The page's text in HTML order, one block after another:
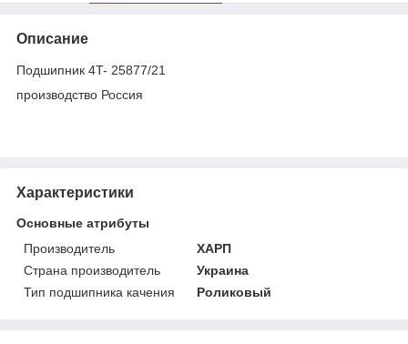
Описание
Подшипник 4T- 25877/21
производство Россия
Характеристики
Основные атрибуты
Производитель
ХАРП
Страна производитель
Украина
Тип подшипника качения
Роликовый